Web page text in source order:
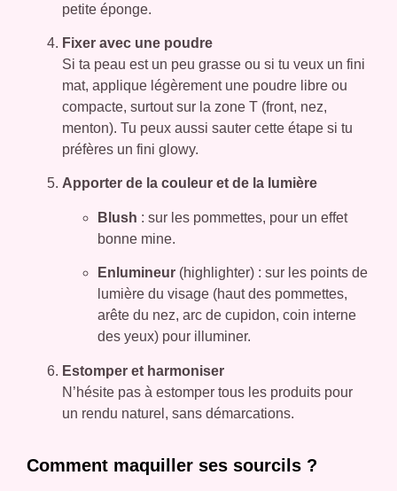
petite éponge.
Fixer avec une poudre
Si ta peau est un peu grasse ou si tu veux un fini
mat, applique légèrement une poudre libre ou
compacte, surtout sur la zone T (front, nez,
menton). Tu peux aussi sauter cette étape si tu
préfères un fini glowy.
Apporter de la couleur et de la lumière
Blush : sur les pommettes, pour un effet
bonne mine.
Enlumineur (highlighter) : sur les points de
lumière du visage (haut des pommettes,
arête du nez, arc de cupidon, coin interne
des yeux) pour illuminer.
Estomper et harmoniser
N’hésite pas à estomper tous les produits pour
un rendu naturel, sans démarcations.
Comment maquiller ses sourcils ?